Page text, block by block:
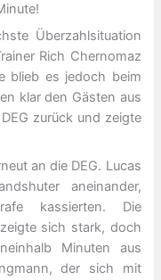
Überzahlsituation
Rich Chernomaz
blieb es jedoch beim
klar den Gästen aus
zurück und zeigte
an die DEG. Lucas
aneinander,
kassierten. Die
sich stark, doch
Minuten aus
der sich mit